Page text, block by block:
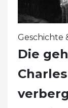
Geschichte
Die